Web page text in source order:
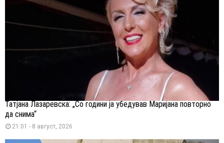
Татјана Лазаревска: „Со години ја убедував Маријана повторно
да снима“
21:01 - 8 август, 2026